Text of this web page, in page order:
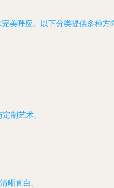
美呼应。以下分类提供多种方
制艺术。
晰直白。